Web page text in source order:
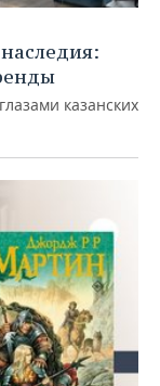
казанских